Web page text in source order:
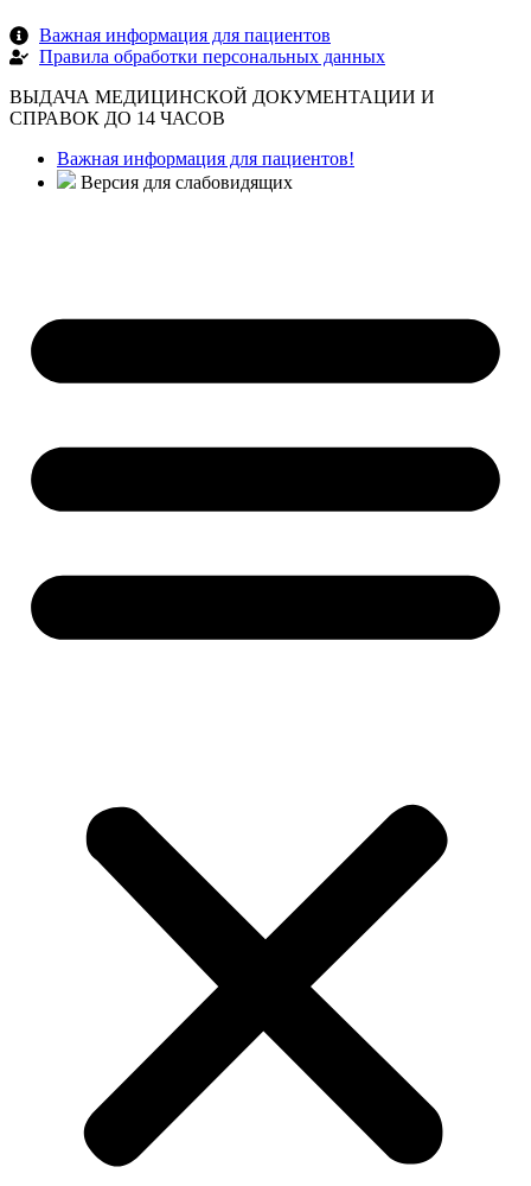
Важная информация для пациентов
Правила обработки персональных данных
ВЫДАЧА МЕДИЦИНСКОЙ ДОКУМЕНТАЦИИ И
СПРАВОК ДО 14 ЧАСОВ
Важная информация для пациентов!
Версия для слабовидящих